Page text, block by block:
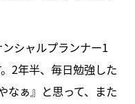
シャルプランナー1
2年半、毎日勉強した
なぁ』と思って、また